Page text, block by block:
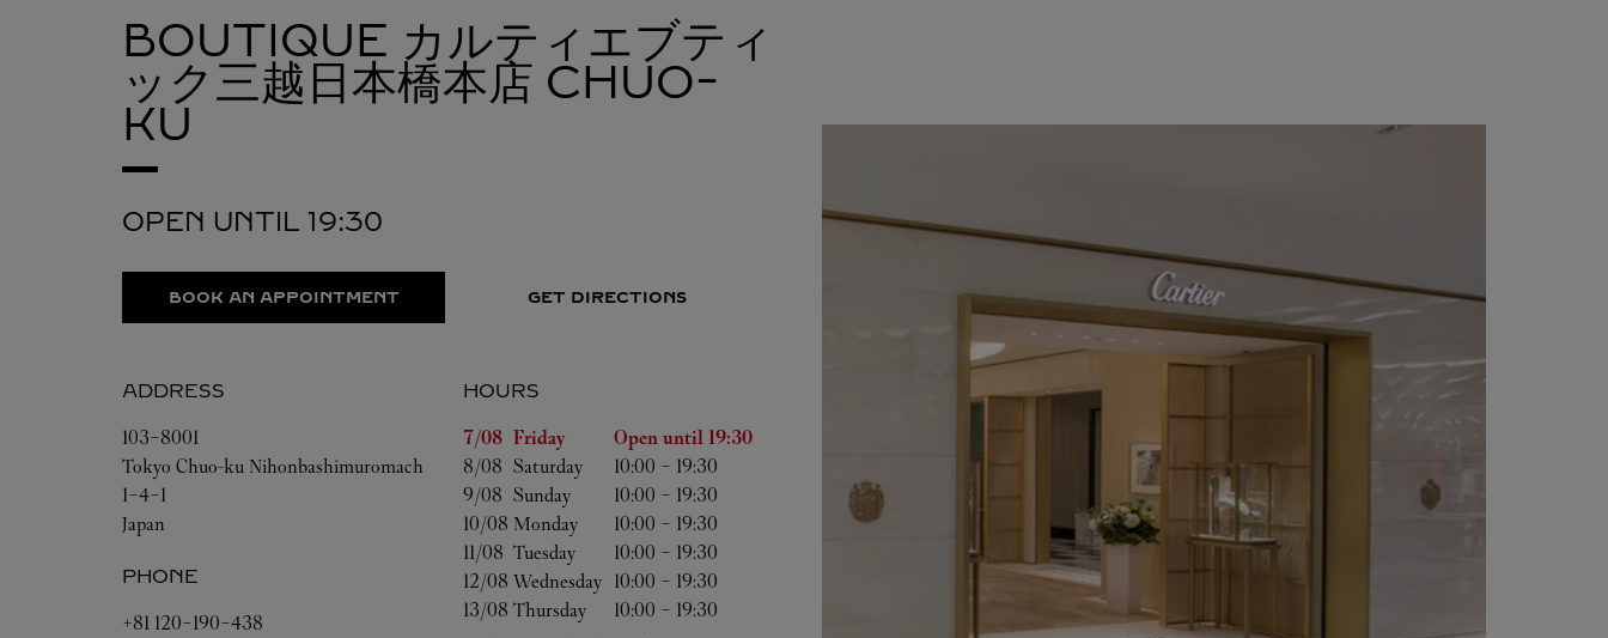
BOUTIQUE カルティエブティ
ック三越日本橋本店 CHUO-
KU
OPEN UNTIL 19:30
BOOK AN APPOINTMENT GET DIRECTIONS
ADDRESS
103-8001
Tokyo Chuo-ku Nihonbashimuromach
1-4-1
Japan
PHONE
+81 120-190-438
HOURS
Day of the Week
Hours
7/08 Friday Open until 19:30
8/08 Saturday 10:00 - 19:30
9/08 Sunday 10:00 - 19:30
10/08 Monday 10:00 - 19:30
11/08 Tuesday 10:00 - 19:30
12/08 Wednesday 10:00 - 19:30
13/08 Thursday 10:00 - 19:30